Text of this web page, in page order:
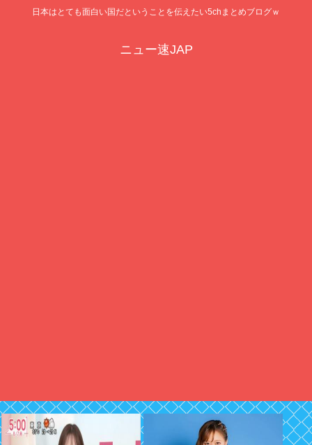
日本はとても面白い国だということを伝えたい5chまとめブログｗ
ニュー速JAP